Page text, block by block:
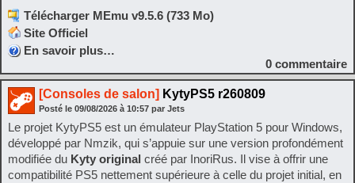
Télécharger MEmu v9.5.6 (733 Mo)
Site Officiel
En savoir plus…
0 commentaire
[Consoles de salon] KytyPS5 r260809
Posté le 09/08/2026 à 10:57 par Jets
Le projet KytyPS5 est un émulateur PlayStation 5 pour Windows,
développé par Nmzik, qui s’appuie sur une version profondément
modifiée du Kyty original créé par InoriRus. Il vise à offrir une
compatibilité PS5 nettement supérieure à celle du projet initial, en